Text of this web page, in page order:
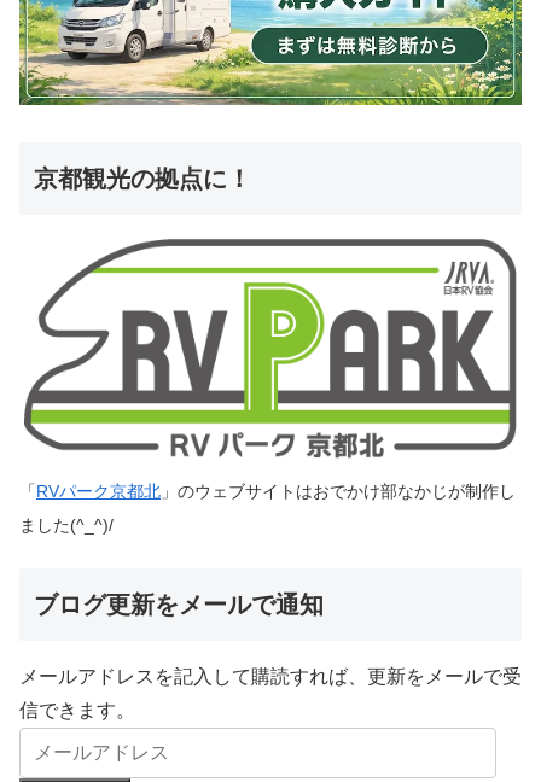
京都観光の拠点に！
「RVパーク京都北 」のウェブサイトはおでかけ部なかじが制作し
ました(^_^)/
ブログ更新をメールで通知
メールアドレスを記入して購読すれば、更新をメールで受
信できます。